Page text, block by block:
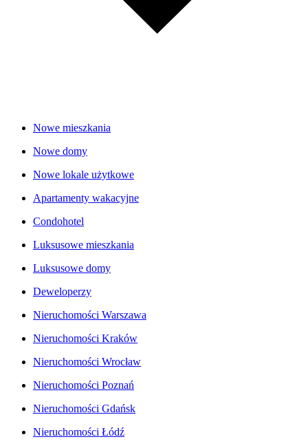
Nowe mieszkania
Nowe domy
Nowe lokale użytkowe
Apartamenty wakacyjne
Condohotel
Luksusowe mieszkania
Luksusowe domy
Deweloperzy
Nieruchomości Warszawa
Nieruchomości Kraków
Nieruchomości Wrocław
Nieruchomości Poznań
Nieruchomości Gdańsk
Nieruchomości Łódź